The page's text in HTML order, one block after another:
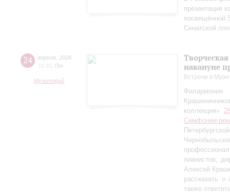
презентация
посвящённой
Сенатской
24 апреля 2026
18:30
Пт
Музиторий
накануне
Встречи в
коллекция»
Симфонии-
пианистов,
Алексей
рассказать
также